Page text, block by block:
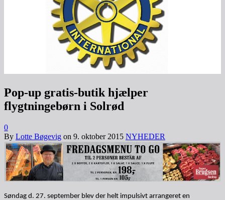
Pop-up gratis-butik hjælper
flygtningebørn i Solrød
0
By Lotte Bøgevig on 9. oktober 2015 NYHEDER
Søndag d. 27. september blev der helt impulsivt arrangeret en